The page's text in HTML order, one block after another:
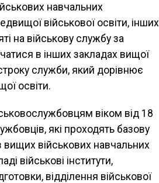
навчальних
військової освіти, інших
на військову службу за
в інших закладах вищої
служби, який дорівнює
освіти.
віком від 18
які проходять базову
вищих військових навчальних
військові інститути,
відділення військової